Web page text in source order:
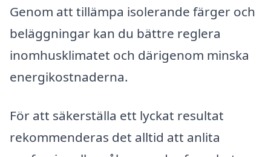
Genom att tillämpa isolerande färger och
beläggningar kan du bättre reglera
inomhusklimatet och därigenom minska
energikostnaderna.
För att säkerställa ett lyckat resultat
rekommenderas det alltid att anlita